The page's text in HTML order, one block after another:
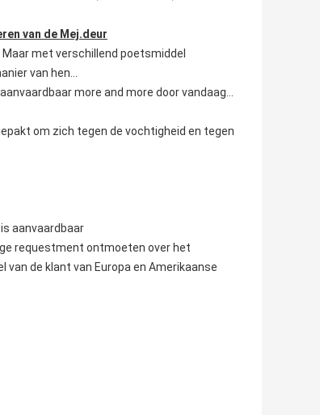
van de Mej.deur
met verschillend poetsmiddel
van hen…
more and more door vandaag…
om zich tegen de vochtigheid en tegen
aanvaardbaar
requestment ontmoeten over het
de klant van Europa en Amerikaanse